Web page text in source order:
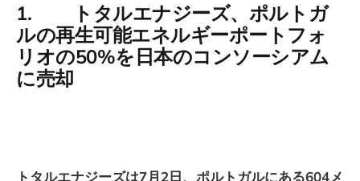
1. トタルエナジーズ、ポルトガ
ルの再生可能エネルギーポートフォ
リオの50%を日本のコンソーシアム
に売却
トタルエナジーズは7月2日、ポルトガルにある604メ